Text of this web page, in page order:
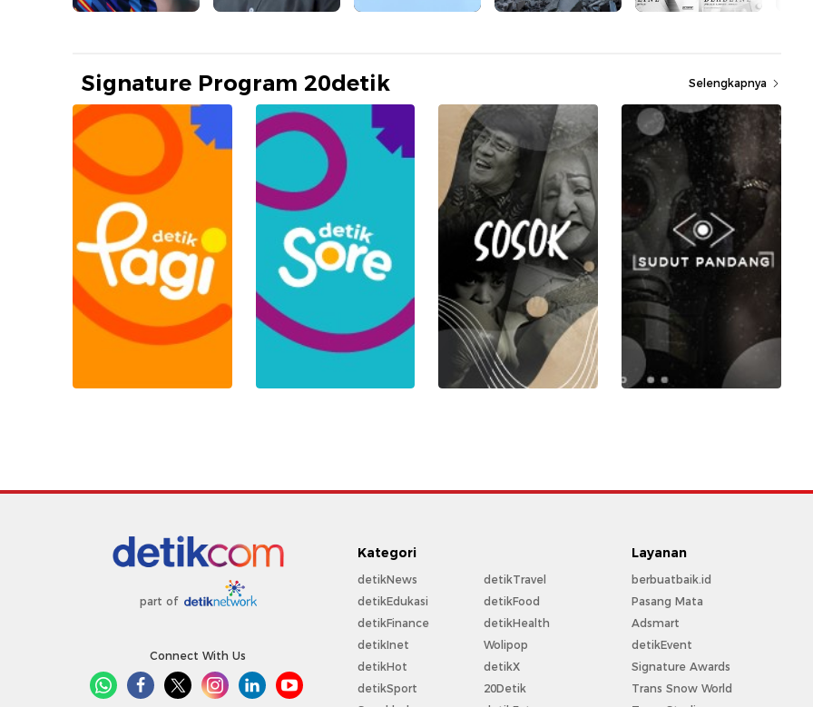
Signature Program 20detik Selengkapnya
part of
Connect With Us
Kategori
detikNews
detikEdukasi
detikFinance
detikInet
detikHot
detikSport
detikTravel
detikFood
detikHealth
Wolipop
detikX
20Detik
Layanan
berbuatbaik.id
Pasang Mata
Adsmart
detikEvent
Signature Awards
Trans Snow World